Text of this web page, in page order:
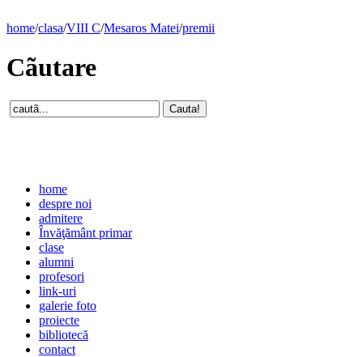
home/clasa/VIII C/Mesaros Matei/premii
Cãutare
home
despre noi
admitere
Învăţământ primar
clase
alumni
profesori
link-uri
galerie foto
proiecte
bibliotecă
contact